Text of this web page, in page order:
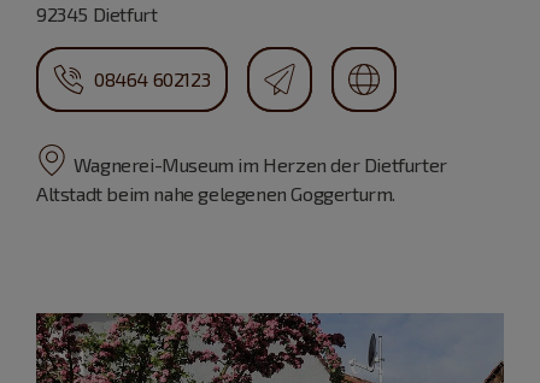
92345 Dietfurt
08464 602123
Wagnerei-Museum im Herzen der Dietfurter
Altstadt beim nahe gelegenen Goggerturm.